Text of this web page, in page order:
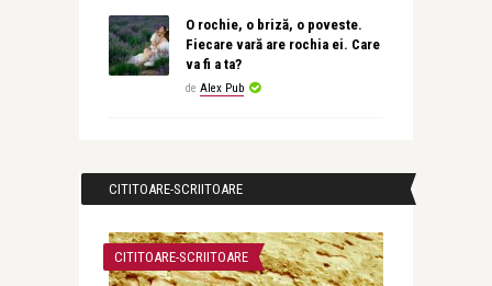
O rochie, o briză, o poveste.
Fiecare vară are rochia ei. Care
va fi a ta?
de Alex Pub
CITITOARE-SCRIITOARE
CITITOARE-SCRIITOARE